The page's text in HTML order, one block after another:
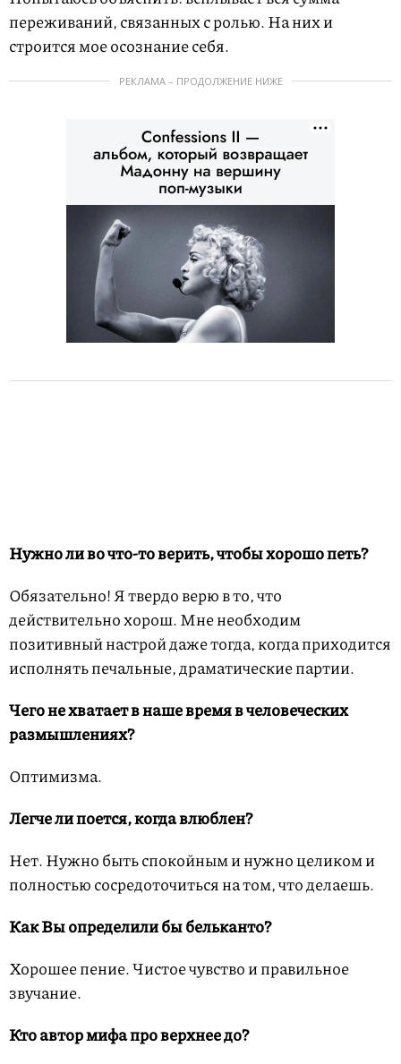
переживаний, связанных с ролью. На них и
строится мое осознание себя.
РЕКЛАМА – ПРОДОЛЖЕНИЕ НИЖЕ
Нужно ли во что-то верить, чтобы хорошо петь?
Обязательно! Я твердо верю в то, что
действительно хорош. Мне необходим
позитивный настрой даже тогда, когда приходится
исполнять печальные, драматические партии.
Чего не хватает в наше время в человеческих
размышлениях?
Оптимизма.
Легче ли поется, когда влюблен?
Нет. Нужно быть спокойным и нужно целиком и
полностью сосредоточиться на том, что делаешь.
Как Вы определили бы бельканто?
Хорошее пение. Чистое чувство и правильное
звучание.
Кто автор мифа про верхнее до?